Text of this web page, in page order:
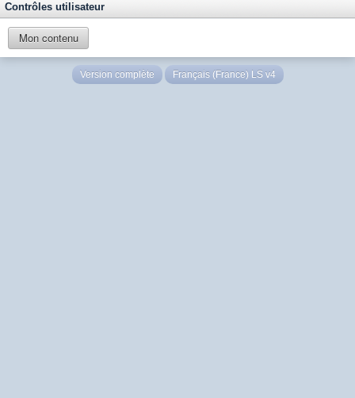
Contrôles utilisateur
Mon contenu
Version complète Français (France) LS v4